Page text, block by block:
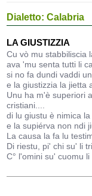
Dialetto: Calabria
LA GIUSTIZZIA
Cu vò mu stabbiliscia
ava 'mu senta tutti li
si no fa dundi vaddi
e la giustizzia la jietta
Unu ha m'è superiori
cristiani....
di lu giustu è nimica
e la supiérva non ndi
La causa la fa lu
Di riestu, pi' chi su' li
C° l'omini su' cuomu li